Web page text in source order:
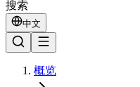
搜索
中文
概览